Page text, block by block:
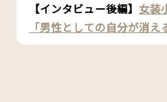
【インタビュー後編】 女装
「男性としての自分が消え